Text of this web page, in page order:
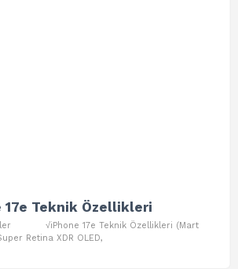
17e Teknik Özellikleri
√iPhone 17e Teknik Özellikleri (Mart
Retina XDR OLED,